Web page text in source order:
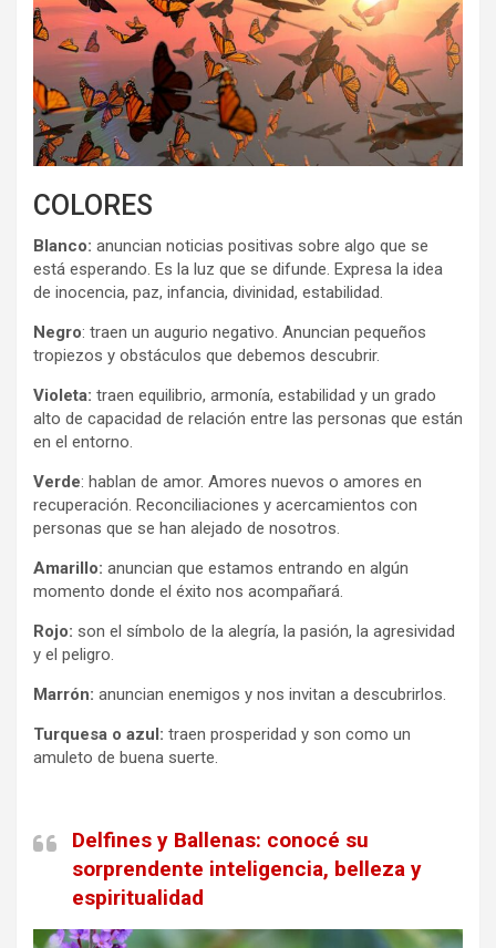
COLORES
Blanco: anuncian noticias positivas sobre algo que se
está esperando. Es la luz que se difunde. Expresa la idea
de inocencia, paz, infancia, divinidad, estabilidad.
Negro: traen un augurio negativo. Anuncian pequeños
tropiezos y obstáculos que debemos descubrir.
Violeta: traen equilibrio, armonía, estabilidad y un grado
alto de capacidad de relación entre las personas que están
en el entorno.
Verde: hablan de amor. Amores nuevos o amores en
recuperación. Reconciliaciones y acercamientos con
personas que se han alejado de nosotros.
Amarillo: anuncian que estamos entrando en algún
momento donde el éxito nos acompañará.
Rojo: son el símbolo de la alegría, la pasión, la agresividad
y el peligro.
Marrón: anuncian enemigos y nos invitan a descubrirlos.
Turquesa o azul: traen prosperidad y son como un
amuleto de buena suerte.
Delfines y Ballenas: conocé su
sorprendente inteligencia, belleza y
espiritualidad